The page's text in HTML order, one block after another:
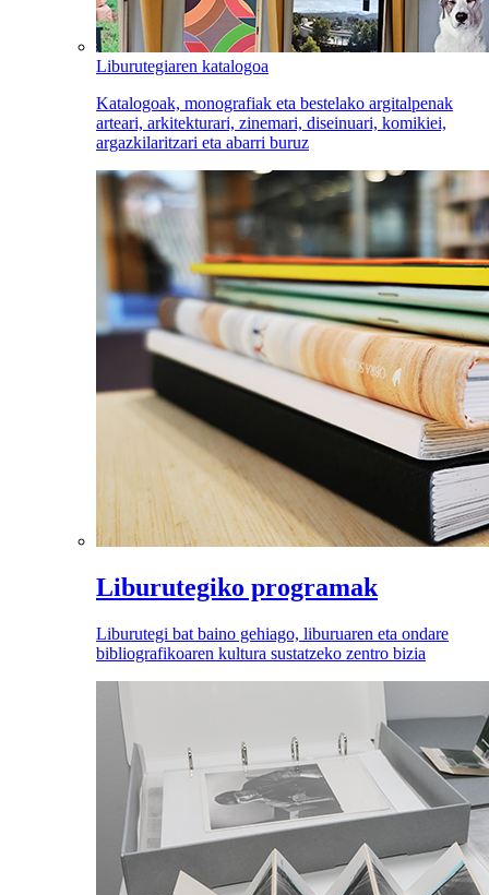
Liburutegiaren katalogoa
Katalogoak, monografiak eta bestelako argitalpenak
arteari, arkitekturari, zinemari, diseinuari, komikiei,
argazkilaritzari eta abarri buruz
Liburutegiko programak
Liburutegi bat baino gehiago, liburuaren eta ondare
bibliografikoaren kultura sustatzeko zentro bizia